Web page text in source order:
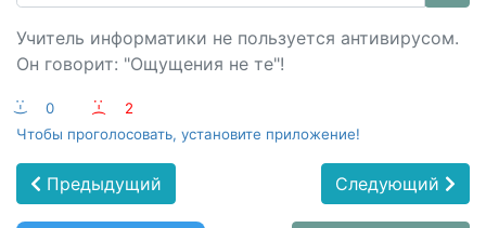
Учитель информатики не пользуется антивирусом.
Он говорит: "Ощущения не те"!
:-) 0 :-(
2
Чтобы проголосовать, установите приложение!
Предыдущий Следующий